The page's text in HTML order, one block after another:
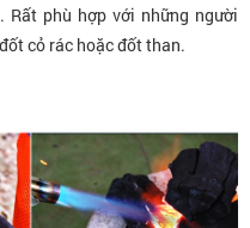
Rất phù hợp với những người
cỏ rác hoặc đốt than.